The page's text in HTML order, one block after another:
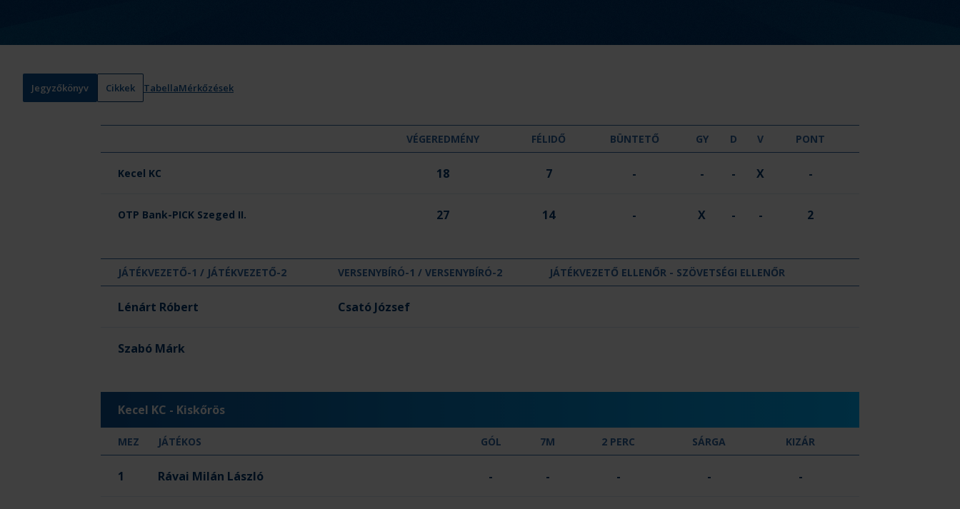
é
Jegyzőkönyv Cikkek TabellaMérkőzések
VÉGEREDMÉNY FÉLIDŐ BÜNTETŐ GYŐZELEM
GY DÖNTETLEN
D VERESÉG
V PONT
Kecel KC 18 7 - - - X -
OTP Bank-PICK Szeged II. 27 14 - X - - 2
JÁTÉKVEZETŐ-1 / JÁTÉKVEZETŐ-2 VERSENYBÍRÓ-1 / VERSENYBÍRÓ-2 JÁTÉKVEZETŐ ELLENŐR - SZÖVETSÉGI ELLENŐR
Lénárt Róbert Csató József
Szabó Márk
Kecel KC - Kiskőrös
MEZ JÁTÉKOS GÓL 7M 2 PERC SÁRGA KIZÁR
1 Rávai Milán László - - - - -